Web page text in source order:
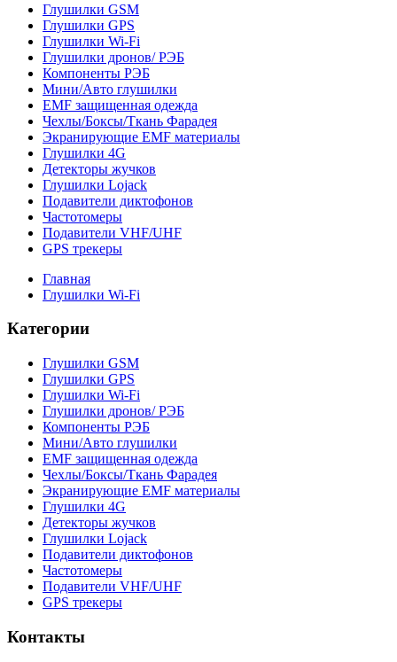
Глушилки GSM
Глушилки GPS
Глушилки Wi-Fi
Глушилки дронов/ РЭБ
Компоненты РЭБ
Мини/Авто глушилки
EMF защищенная одежда
Чехлы/Боксы/Ткань Фарадея
Экранирующие EMF материалы
Глушилки 4G
Детекторы жучков
Глушилки Lojack
Подавители диктофонов
Частотомеры
Подавители VHF/UHF
GPS трекеры
Главная
Глушилки Wi-Fi
Категории
Глушилки GSM
Глушилки GPS
Глушилки Wi-Fi
Глушилки дронов/ РЭБ
Компоненты РЭБ
Мини/Авто глушилки
EMF защищенная одежда
Чехлы/Боксы/Ткань Фарадея
Экранирующие EMF материалы
Глушилки 4G
Детекторы жучков
Глушилки Lojack
Подавители диктофонов
Частотомеры
Подавители VHF/UHF
GPS трекеры
Контакты